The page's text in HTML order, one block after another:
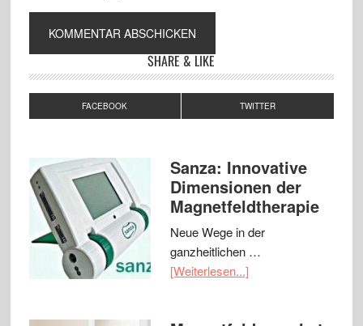
SHARE & LIKE
FACEBOOK TWITTER
Sanza: Innovative
Dimensionen der
Magnetfeldtherapie
Neue Wege in der
ganzheitlichen …
[Weiterlesen...]